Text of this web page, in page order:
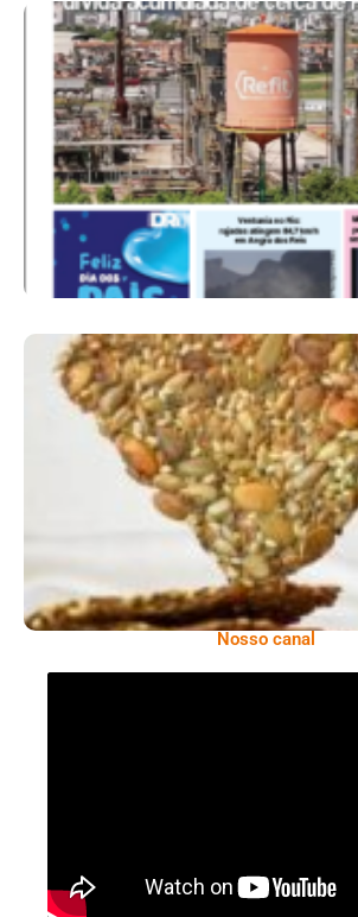
Ano X – Número 367 08 A 14
2026
Comer Bem: Cracker De
Nosso canal